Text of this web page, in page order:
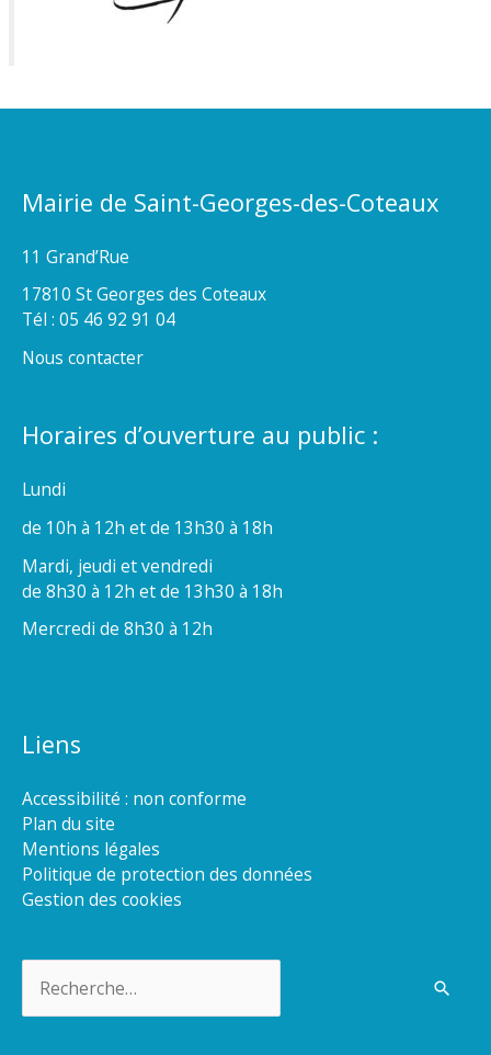
Mairie de Saint-Georges-des-Coteaux
11 Grand’Rue
17810 St Georges des Coteaux
Tél : 05 46 92 91 04
Nous contacter
Horaires d’ouverture au public :
Lundi
de 10h à 12h et de 13h30 à 18h
Mardi, jeudi et vendredi
de 8h30 à 12h et de 13h30 à 18h
Mercredi de 8h30 à 12h
Liens
Accessibilité : non conforme
Plan du site
Mentions légales
Politique de protection des données
Gestion des cookies